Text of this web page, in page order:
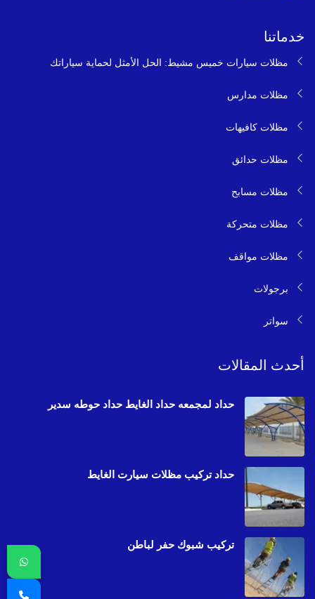
خدماتنا
مظلات سيارات خميس مشيط: الحل الأمثل لحماية سياراتك
مظلات مدارس
مظلات كافيهات
مظلات حدائق
مظلات مسابح
مظلات متحركة
مظلات مواقف
برجولات
سواتر
أحدث المقالات
حداد لمجمعه حداد الغايط حداد حوطه سدير
حداد تركيب مظلات سيارت الغايط
تركيب شبوك حفر لباطن